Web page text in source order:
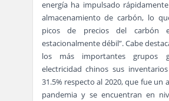
energía ha impulsado
almacenamiento de carbón, lo
picos de precios del carbón
estacionalmente débil”. Cabe
los más importantes grupos
electricidad chinos sus
31.5% respecto al 2020, que fue un
pandemia y se encuentran en